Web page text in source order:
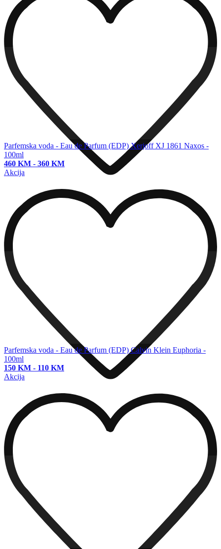
Parfemska voda - Eau de Parfum (EDP) Xerjoff XJ 1861 Naxos -
100ml
460 KM - 360 KM
Akcija
Parfemska voda - Eau de Parfum (EDP) Calvin Klein Euphoria -
100ml
150 KM - 110 KM
Akcija